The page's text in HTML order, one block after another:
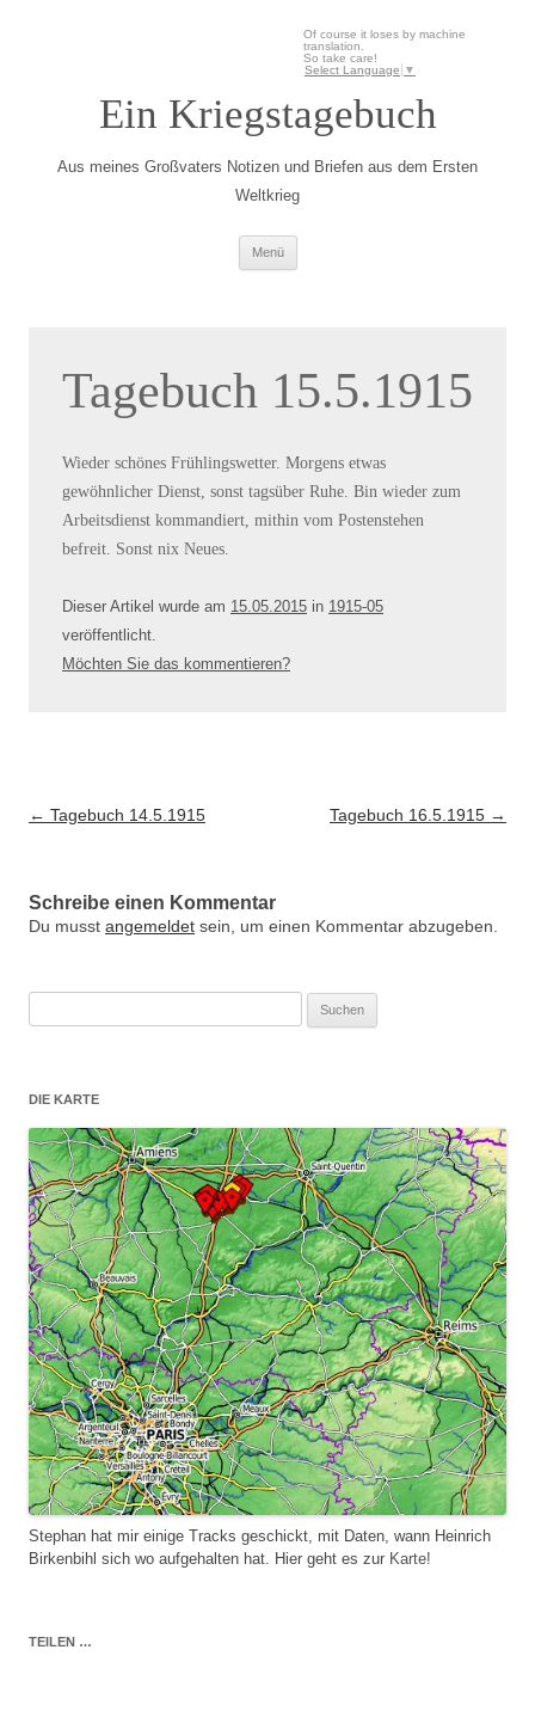
Of course it loses by machine
translation.
So take care!
Select Language ▼
Ein Kriegstagebuch
Aus meines Großvaters Notizen und Briefen aus dem Ersten
Weltkrieg
Menü
Tagebuch 15.5.1915
Wieder schönes Frühlingswetter. Morgens etwas
gewöhnlicher Dienst, sonst tagsüber Ruhe. Bin wieder zum
Arbeitsdienst kommandiert, mithin vom Postenstehen
befreit. Sonst nix Neues.
Dieser Artikel wurde am 15.05.2015 in 1915-05
veröffentlicht.
Möchten Sie das kommentieren?
Artikel-Navigation
← Tagebuch 14.5.1915 Tagebuch 16.5.1915 →
Schreibe einen Kommentar
Du musst angemeldet sein, um einen Kommentar abzugeben.
DIE KARTE
Stephan hat mir einige Tracks geschickt, mit Daten, wann Heinrich
Birkenbihl sich wo aufgehalten hat. Hier geht es zur Karte!
TEILEN …